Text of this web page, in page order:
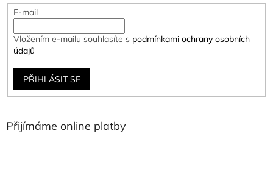
E-mail
Vložením e-mailu souhlasíte s podmínkami ochrany osobních
údajů
PŘIHLÁSIT SE
Přijímáme online platby